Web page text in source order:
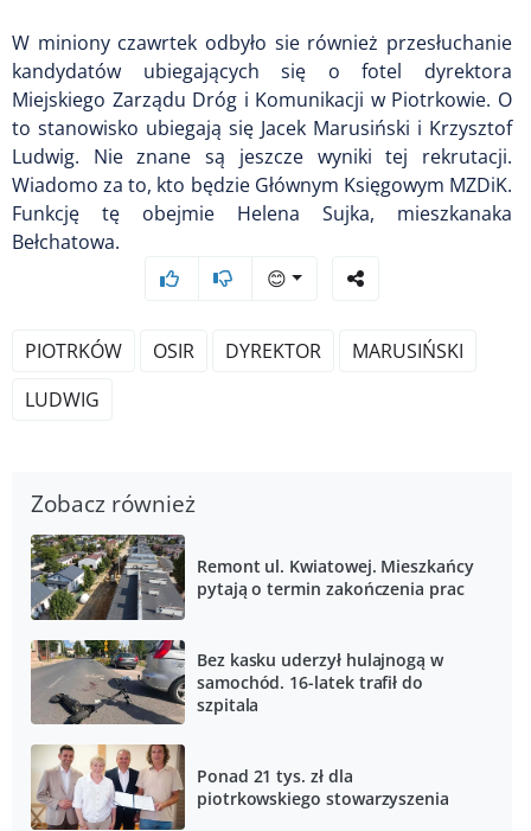
W miniony czawrtek odbyło sie również przesłuchanie
kandydatów ubiegających się o fotel dyrektora
Miejskiego Zarządu Dróg i Komunikacji w Piotrkowie. O
to stanowisko ubiegają się Jacek Marusiński i Krzysztof
Ludwig. Nie znane są jeszcze wyniki tej rekrutacji.
Wiadomo za to, kto będzie Głównym Księgowym MZDiK.
Funkcję tę obejmie Helena Sujka, mieszkanaka
Bełchatowa.
😊
PIOTRKÓW OSIR DYREKTOR
MARUSIŃSKI
LUDWIG
Zobacz również
Remont ul. Kwiatowej. Mieszkańcy
pytają o termin zakończenia prac
Bez kasku uderzył hulajnogą w
samochód. 16-latek trafił do
szpitala
Ponad 21 tys. zł dla
piotrkowskiego stowarzyszenia